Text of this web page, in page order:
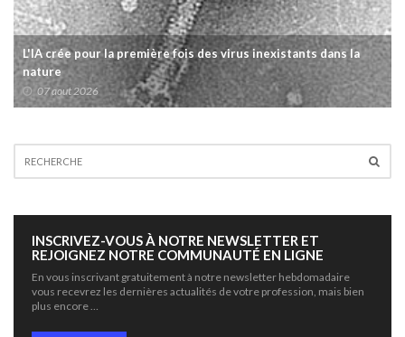
L'IA crée pour la première fois des virus inexistants dans la
nature
07 aout 2026
INSCRIVEZ-VOUS À NOTRE NEWSLETTER ET
REJOIGNEZ NOTRE COMMUNAUTÉ EN LIGNE
En vous inscrivant gratuitement à notre newsletter hebdomadaire
vous recevrez les dernières actualités de votre profession, mais bien
plus encore …